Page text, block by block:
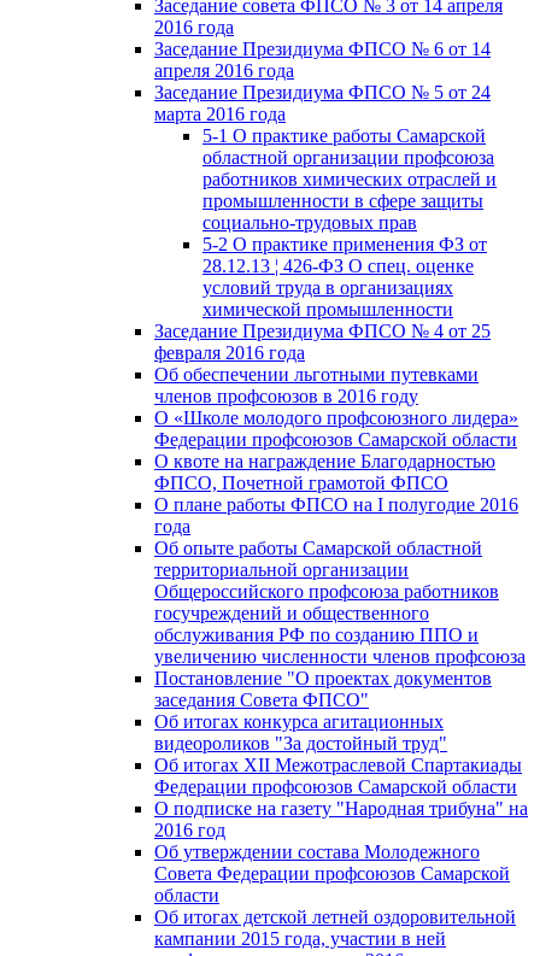
Заседание совета ФПСО № 3 от 14 апреля
2016 года
Заседание Президиума ФПСО № 6 от 14
апреля 2016 года
Заседание Президиума ФПСО № 5 от 24
марта 2016 года
5-1 О практике работы Самарской
областной организации профсоюза
работников химических отраслей и
промышленности в сфере защиты
социально-трудовых прав
5-2 О практике применения ФЗ от
28.12.13 ¦ 426-ФЗ О спец. оценке
условий труда в организациях
химической промышленности
Заседание Президиума ФПСО № 4 от 25
февраля 2016 года
Об обеспечении льготными путевками
членов профсоюзов в 2016 году
О «Школе молодого профсоюзного лидера»
Федерации профсоюзов Самарской области
О квоте на награждение Благодарностью
ФПСО, Почетной грамотой ФПСО
О плане работы ФПСО на I полугодие 2016
года
Об опыте работы Самарской областной
территориальной организации
Общероссийского профсоюза работников
госучреждений и общественного
обслуживания РФ по созданию ППО и
увеличению численности членов профсоюза
Постановление "О проектах документов
заседания Совета ФПСО"
Об итогах конкурса агитационных
видеороликов "За достойный труд"
Об итогах XII Межотраслевой Спартакиады
Федерации профсоюзов Самарской области
О подписке на газету "Народная трибуна" на
2016 год
Об утверждении состава Молодежного
Совета Федерации профсоюзов Самарской
области
Об итогах детской летней оздоровительной
кампании 2015 года, участии в ней